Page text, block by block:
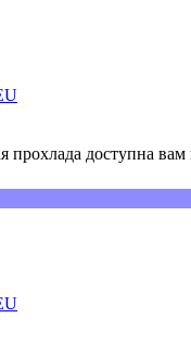
прохлада доступна